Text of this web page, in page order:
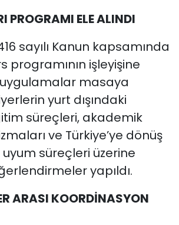
PROGRAMI ELE ALINDI
sayılı Kanun kapsamında
programının işleyişine
masaya
yurt dışındaki
süreçleri, akademik
ve Türkiye’ye dönüş
süreçleri üzerine
yapıldı.
ARASI KOORDİNASYON